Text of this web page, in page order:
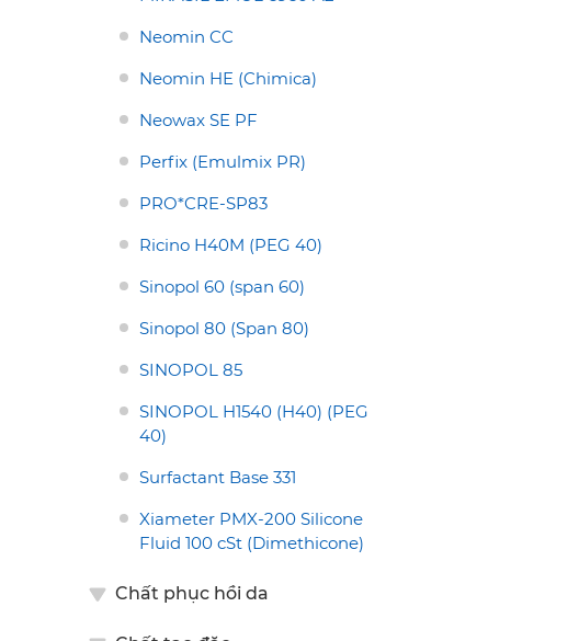
Neomin CC
Neomin HE (Chimica)
Neowax SE PF
Perfix (Emulmix PR)
PRO*CRE-SP83
Ricino H40M (PEG 40)
Sinopol 60 (span 60)
Sinopol 80 (Span 80)
SINOPOL 85
SINOPOL H1540 (H40) (PEG
40)
Surfactant Base 331
Xiameter PMX-200 Silicone
Fluid 100 cSt (Dimethicone)
Chất phục hồi da